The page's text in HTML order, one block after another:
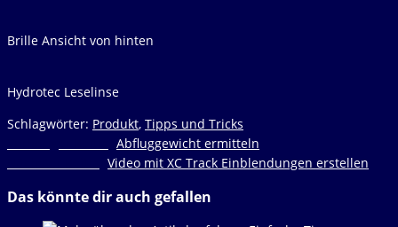
Brille Ansicht von hinten
Hydrotec Leselinse
Schlagwörter: Produkt, Tipps und Tricks
Weitere
Artikel
ansehen
Abfluggewicht ermitteln
Video mit XC Track Einblendungen erstellen
Das könnte dir auch gefallen